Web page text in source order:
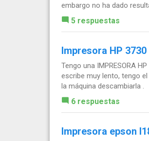
embargo no ha dado
5 respuestas
Impresora HP
Tengo una IMPRESORA
escribe muy lento, tengo
la máquina descambiarla .
6 respuestas
Impresora epson